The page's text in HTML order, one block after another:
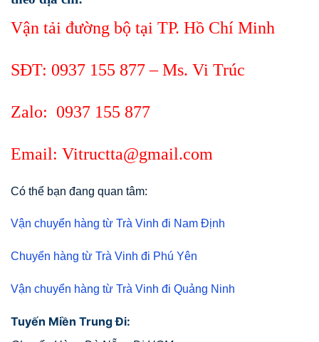
Vận tải đường bộ tại TP. Hồ Chí Minh
SĐT: 0937 155 877– Ms. Vi Trúc
Zalo: 0937 155 877
Email: Vitructta@gmail.com
Có thể bạn đang quan tâm:
Vận chuyển hàng từ Trà Vinh đi Nam Định
Chuyển hàng từ Trà Vinh đi Phú Yên
Vận chuyển hàng từ Trà Vinh đi Quảng Ninh
Tuyến Miền Trung Đi: